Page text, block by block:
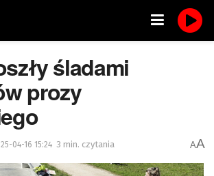
śladami
prozy
04-16 15:24 3 min. czytania AA